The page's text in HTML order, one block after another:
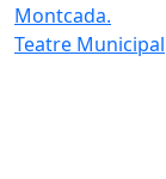
Teatre Municipal